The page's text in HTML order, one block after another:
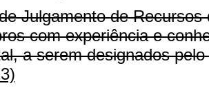
Julgamento de
com experiência e
a serem designados